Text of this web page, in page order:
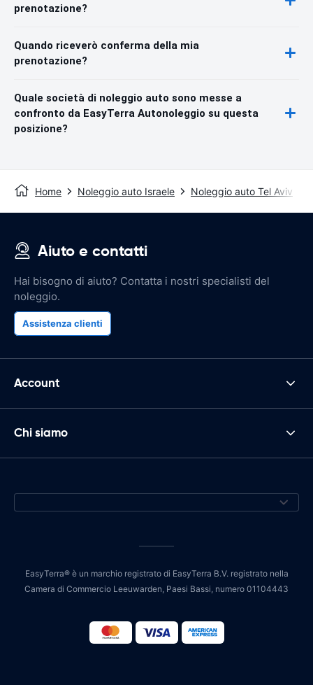
prenotazione?
Quando riceverò conferma della mia
prenotazione?
Quale società di noleggio auto sono messe a
confronto da EasyTerra Autonoleggio su questa
posizione?
Home Noleggio auto Israele Noleggio auto Tel Aviv
Aiuto e contatti
Hai bisogno di aiuto? Contatta i nostri specialisti del
noleggio.
Assistenza clienti
Account
Chi siamo
EasyTerra® è un marchio registrato di EasyTerra B.V. registrato nella
Camera di Commercio Leeuwarden, Paesi Bassi, numero 01104443